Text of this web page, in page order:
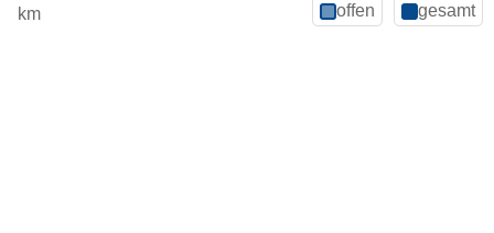
km offen gesamt